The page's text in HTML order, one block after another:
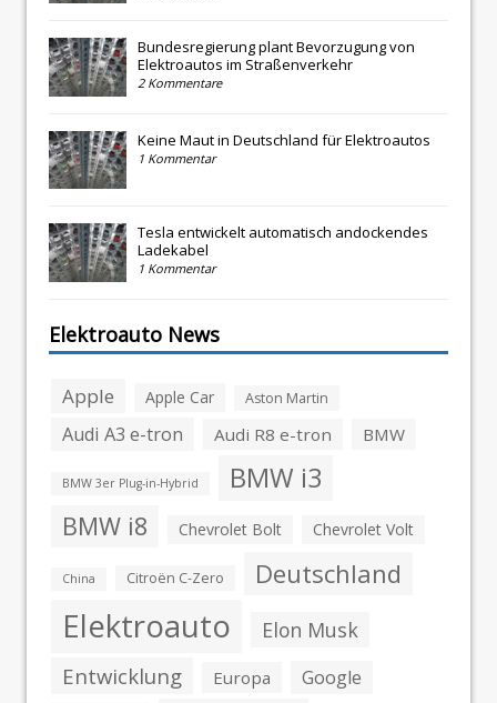
Bundesregierung plant Bevorzugung von
Elektroautos im Straßenverkehr
2 Kommentare
Keine Maut in Deutschland für Elektroautos
1 Kommentar
Tesla entwickelt automatisch andockendes
Ladekabel
1 Kommentar
Elektroauto News
Apple Apple Car Aston Martin
Audi A3 e-tron Audi R8 e-tron BMW
BMW 3er Plug-in-Hybrid BMW i3
BMW i8 Chevrolet Bolt Chevrolet Volt
China Citroën C-Zero Deutschland
Elektroauto Elon Musk
Entwicklung Europa Google